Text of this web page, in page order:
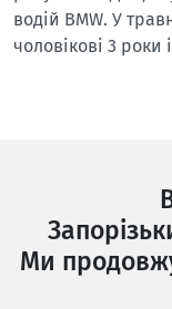
водій BMW. У
чоловікові 3 роки
Ми